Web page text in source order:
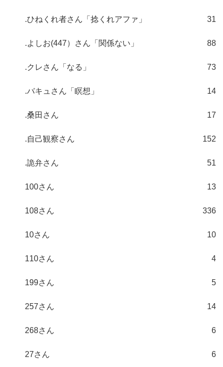
.ひねくれ者さん「捻くれアファ」 31
.よしお(447）さん「関係ない」 88
.クレさん「なる」 73
.バキュさん「瞑想」 14
.桑田さん 17
.自己観察さん 152
.詭弁さん 51
100さん 13
108さん 336
10さん 10
110さん 4
199さん 5
257さん 14
268さん 6
27さん 6